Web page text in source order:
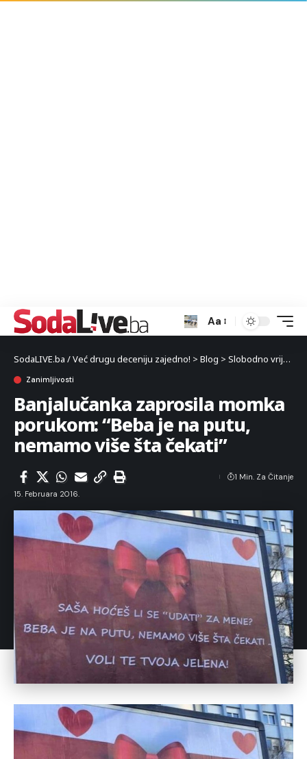
Aa
SodaLIVE.ba / Već drugu deceniju zajedno! > Blog > Slobodno vrijeme
Zanimljivosti
Banjalučanka zaprosila momka
porukom: “Beba je na putu,
nemamo više šta čekati”
15. Februara 2016.
1 Min. Za Čitanje